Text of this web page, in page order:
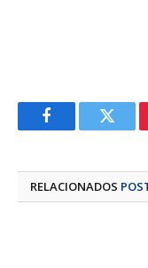
Facebook
RELACIONADOS